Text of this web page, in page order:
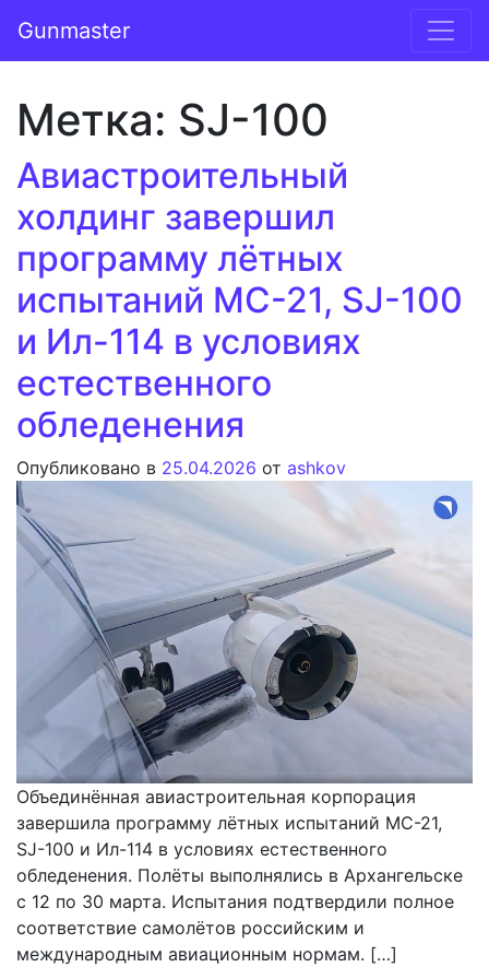
Основная навигация
Gunmaster
Метка: SJ-100
Авиастроительный
холдинг завершил
программу лётных
испытаний МС-21, SJ-100
и Ил-114 в условиях
естественного
обледенения
Опубликовано в 25.04.2026 от ashkov
Объединённая авиастроительная корпорация
завершила программу лётных испытаний МС-21,
SJ-100 и Ил-114 в условиях естественного
обледенения. Полёты выполнялись в Архангельске
с 12 по 30 марта. Испытания подтвердили полное
соответствие самолётов российским и
международным авиационным нормам. […]